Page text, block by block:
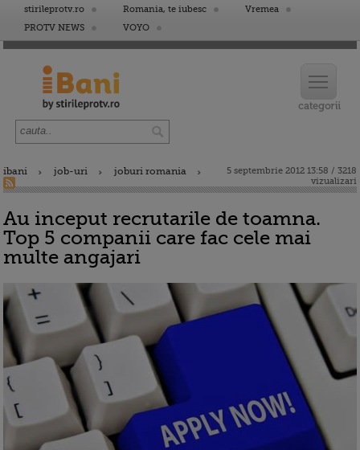
stirileprotv.ro Romania, te iubesc
Vremea
PROTV NEWS
VOYO
ibani job-uri joburi romania
5 septembrie 2012 13:58 / 3218
vizualizari
Au inceput recrutarile de toamna.
Top 5 companii care fac cele mai
multe angajari